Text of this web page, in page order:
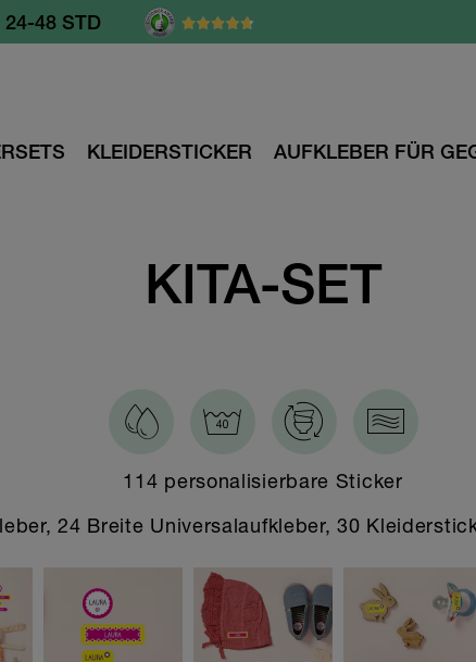
KLEIDERSTICKER AUFKLEBER FÜR
AB 60.- €
KITA-SET
114 personalisierbare Sticker
24 Breite Universalaufkleber, 30